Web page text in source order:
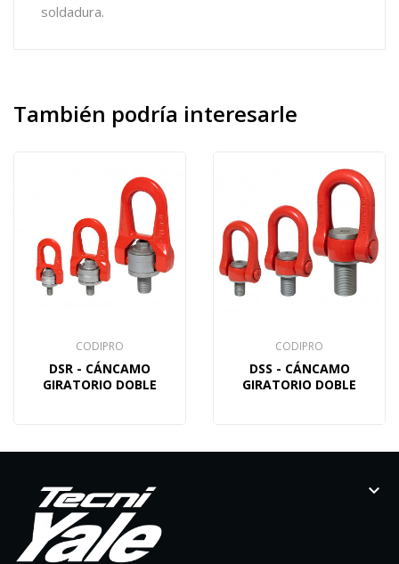
soldadura.
También podría interesarle
CODIPRO
DSR - CÁNCAMO
GIRATORIO DOBLE
CODIPRO
DSS - CÁNCAMO
GIRATORIO DOBLE
keyboard_arrow_down